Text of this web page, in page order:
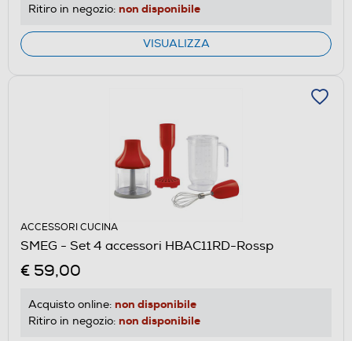
Ritiro in negozio: non disponibile
VISUALIZZA
ACCESSORI CUCINA
SMEG - Set 4 accessori HBAC11RD-Rossp
€ 59,00
Acquisto online: non disponibile
Ritiro in negozio: non disponibile